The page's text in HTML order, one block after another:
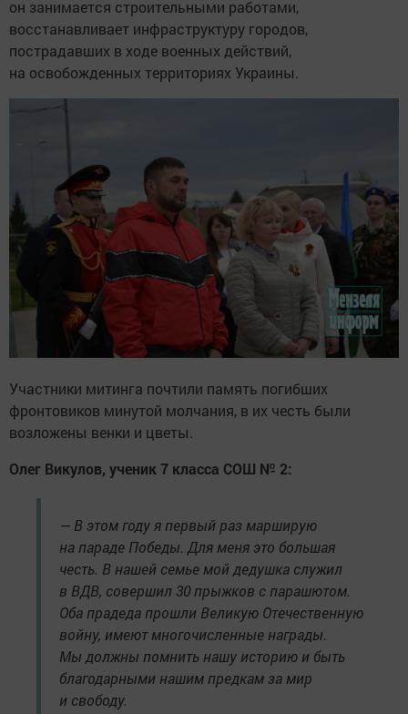
он занимается строительными работами,
восстанавливает инфраструктуру городов,
пострадавших в ходе военных действий,
на освобожденных территориях Украины.
Участники митинга почтили память погибших
фронтовиков минутой молчания, в их честь были
возложены венки и цветы.
Олег Викулов, ученик 7 класса СОШ № 2:
— В этом году я первый раз марширую
на параде Победы. Для меня это большая
честь. В нашей семье мой дедушка служил
в ВДВ, совершил 30 прыжков с парашютом.
Оба прадеда прошли Великую Отечественную
войну, имеют многочисленные награды.
Мы должны помнить нашу историю и быть
благодарными нашим предкам за мир
и свободу.